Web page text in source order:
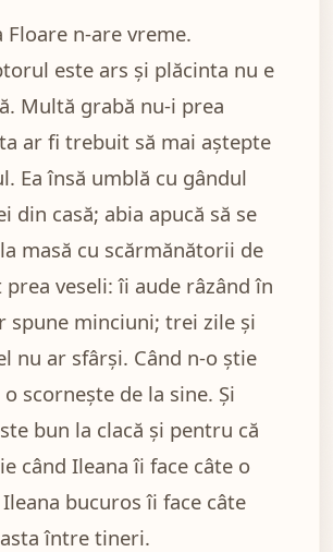
Floare n-are vreme.
este ars și plăcinta nu e
Multă grabă nu-i prea
ar fi trebuit să mai aștepte
Ea însă umblă cu gândul
din casă; abia apucă să se
masă cu scărmănătorii de
prea veseli: îi aude râzând în
spune minciuni; trei zile și
nu ar sfârși. Când n-o știe
scornește de la sine. Și
bun la clacă și pentru că
când Ileana îi face câte o
bucuros îi face câte
între tineri.